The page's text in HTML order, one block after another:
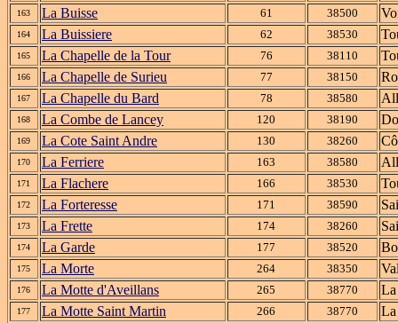
163 La Buisse 61 38500
164 La Buissiere 62 38530
165 La Chapelle de la Tour 76 38110
166 La Chapelle de Surieu 77 38150
167 La Chapelle du Bard 78 38580
168 La Combe de Lancey 120 38190
169 La Cote Saint Andre 130 38260
170 La Ferriere 163 38580
171 La Flachere 166 38530
172 La Forteresse 171 38590
173 La Frette 174 38260
174 La Garde 177 38520
175 La Morte 264 38350
176 La Motte d'Aveillans 265 38770
177 La Motte Saint Martin 266 38770